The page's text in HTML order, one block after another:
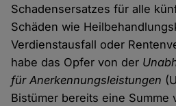
Schadensersatzes für alle
Schäden wie
Verdienstausfall oder
habe das Opfer von der
für Anerkennungsleistungen
Bistümer bereits eine Summe